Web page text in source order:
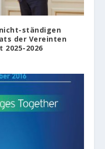
ständigen
der Vereinten
2026